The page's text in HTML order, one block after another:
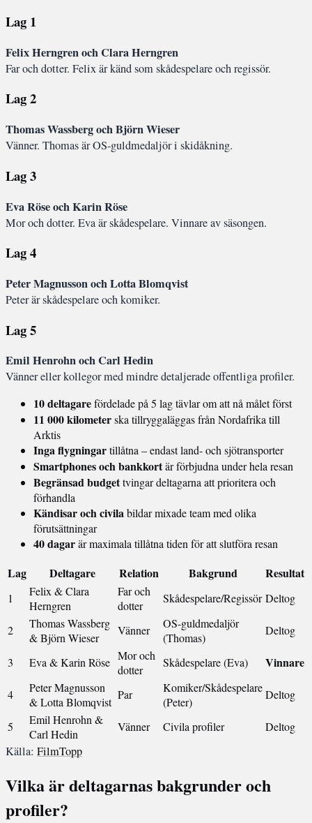
Lag 1
Felix Herngren och Clara Herngren
Far och dotter. Felix är känd som skådespelare och regissör.
Lag 2
Thomas Wassberg och Björn Wieser
Vänner. Thomas är OS-guldmedaljör i skidåkning.
Lag 3
Eva Röse och Karin Röse
Mor och dotter. Eva är skådespelare. Vinnare av säsongen.
Lag 4
Peter Magnusson och Lotta Blomqvist
Peter är skådespelare och komiker.
Lag 5
Emil Henrohn och Carl Hedin
Vänner eller kollegor med mindre detaljerade offentliga profiler.
10 deltagarefördelade på 5 lag tävlar om att nå målet först
11 000 kilometerska tillryggaläggas från Nordafrika till
Arktis
Inga flygningartillåtna – endast land- och sjötransporter
Smartphones och bankkortär förbjudna under hela resan
Begränsad budgettvingar deltagarna att prioritera och
förhandla
Kändisar och civilabildar mixade team med olika
förutsättningar
40 dagarär maximala tillåtna tiden för att slutföra resan
Lag Deltagare Relation Bakgrund Resultat
1
Felix & Clara
Herngren
Far och
dotter
Skådespelare/Regissör Deltog
2
Thomas Wassberg
& Björn Wieser
Vänner
OS-guldmedaljör
(Thomas)
Deltog
3 Eva & Karin Röse Mor och
dotter
Skådespelare (Eva) Vinnare
4
Peter Magnusson
& Lotta Blomqvist
Par
Komiker/Skådespelare
(Peter)
Deltog
5
Emil Henrohn &
Carl Hedin
Vänner Civila profiler Deltog
Källa: FilmTopp
Vilka är deltagarnas bakgrunder och
profiler?